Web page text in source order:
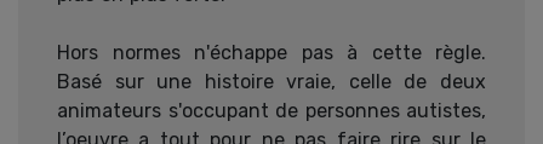
Hors normes n'échappe pas à cette règle.
Basé sur une histoire vraie, celle de deux
animateurs s'occupant de personnes autistes,